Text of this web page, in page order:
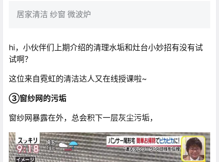
居家清洁 纱窗 微波炉
hi，小伙伴们上期介绍的清理水垢和灶台小妙招有没有试
试啊？
这位来自霓虹的清洁达人又在线授课啦~
③窗纱网的污垢
窗纱网暴露在外，总会积下一层灰尘污垢，